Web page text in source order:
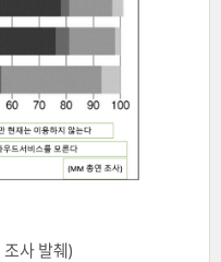
사 발췌)